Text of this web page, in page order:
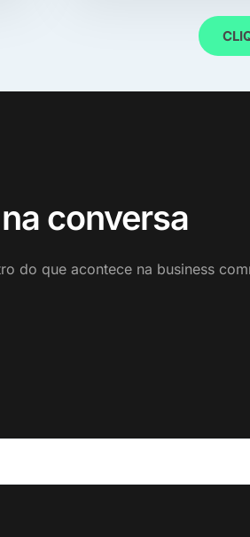
conversa
do que acontece na business